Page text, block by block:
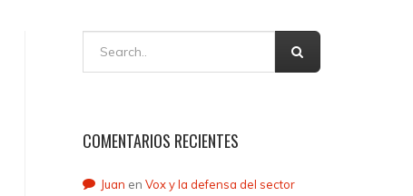
COMENTARIOS RECIENTES
Juan en Vox y la defensa del sector